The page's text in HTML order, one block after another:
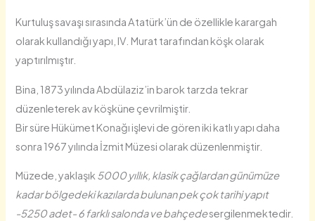
Kurtuluş savaşı sırasında Atatürk’ün de özellikle karargah
olarak kullandığı yapı, IV. Murat tarafından köşk olarak
yaptırılmıştır.
Bina, 1873 yılında Abdülaziz’in barok tarzda tekrar
düzenleterek av köşküne çevrilmiştir.
Bir süre Hükümet Konağı işlevi de gören iki katlı yapı daha
sonra 1967 yılında İzmit Müzesi olarak düzenlenmiştir.
Müzede, yaklaşık 5000 yıllık, klasik çağlardan günümüze
kadar bölgedeki kazılarda bulunan pek çok tarihi yapıt
-5250 adet- 6 farklı salonda ve bahçedesergilenmektedir.